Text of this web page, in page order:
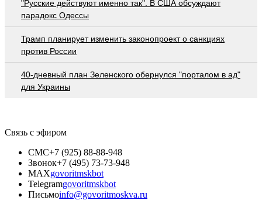
"Русские действуют именно так". В США обсуждают
парадокс Одессы
Трамп планирует изменить законопроект о санкциях
против России
40-дневный план Зеленского обернулся "порталом в ад"
для Украины
Связь с эфиром
СМС+7 (925) 88-88-948
Звонок+7 (495) 73-73-948
MAXgovoritmskbot
Telegramgovoritmskbot
Письмоinfo@govoritmoskva.ru